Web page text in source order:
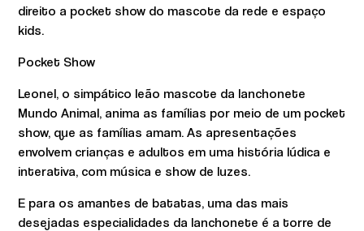
direito a pocket show do mascote da rede e espaço
kids.
Pocket Show
Leonel, o simpático leão mascote da lanchonete
Mundo Animal, anima as famílias por meio de um pocket
show, que as famílias amam. As apresentações
envolvem crianças e adultos em uma história lúdica e
interativa, com música e show de luzes.
E para os amantes de batatas, uma das mais
desejadas especialidades da lanchonete é a torre de